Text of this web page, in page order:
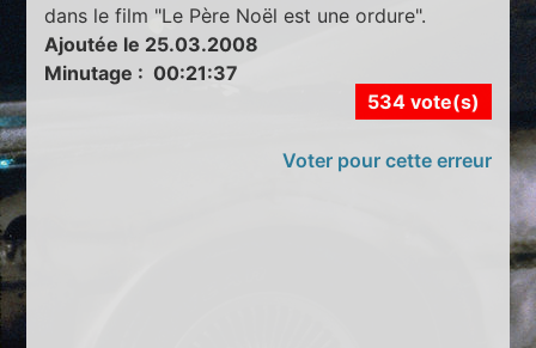
dans le film "Le Père Noël est une ordure".
Ajoutée le 25.03.2008
Minutage : 00:21:37
534 vote(s)
Voter pour cette erreur